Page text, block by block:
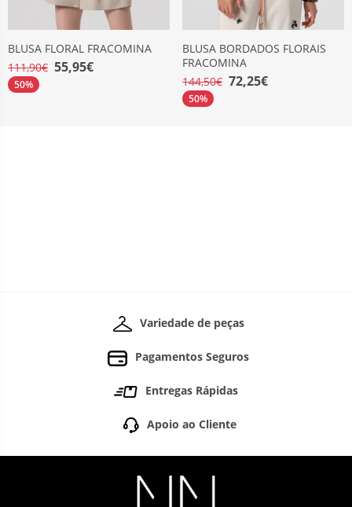
BLUSA FLORAL FRACOMINA
111,90€ 55,95€
50%
BLUSA BORDADOS FLORAIS
FRACOMINA
144,50€ 72,25€
50%
Variedade de peças
Pagamentos Seguros
Entregas Rápidas
Apoio ao Cliente